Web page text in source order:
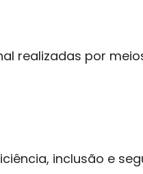
realizadas por
inclusão e